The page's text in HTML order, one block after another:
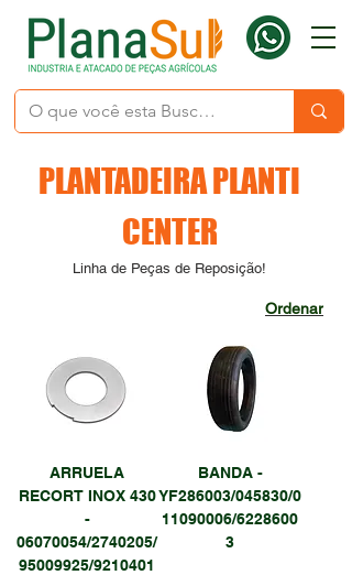
PLANTADEIRA PLANTI
CENTER
Linha de Peças de Reposição!
Ordenar
ARRUELA
RECORT INOX 430
-
06070054/2740205/
95009925/9210401
BANDA -
YF286003/045830/0
11090006/6228600
3